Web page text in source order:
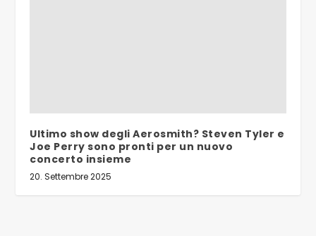
Ultimo show degli Aerosmith? Steven Tyler e
Joe Perry sono pronti per un nuovo
concerto insieme
20. Settembre 2025